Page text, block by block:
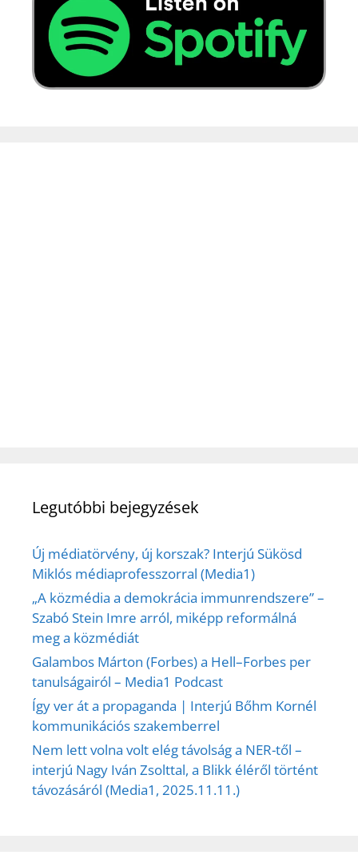
Legutóbbi bejegyzések
Új médiatörvény, új korszak? Interjú Sükösd
Miklós médiaprofesszorral (Media1)
„A közmédia a demokrácia immunrendszere” –
Szabó Stein Imre arról, miképp reformálná
meg a közmédiát
Galambos Márton (Forbes) a Hell–Forbes per
tanulságairól – Media1 Podcast
Így ver át a propaganda | Interjú Bőhm Kornél
kommunikációs szakemberrel
Nem lett volna volt elég távolság a NER-től –
interjú Nagy Iván Zsolttal, a Blikk éléről történt
távozásáról (Media1, 2025.11.11.)